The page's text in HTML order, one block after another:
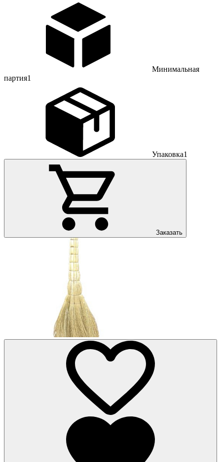
Минимальная
партия1
Упаковка1
Заказать